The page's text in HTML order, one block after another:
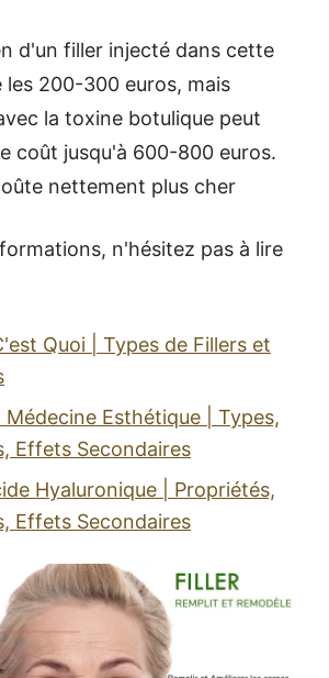
d'un filler injecté dans cette
les 200-300 euros, mais
la toxine botulique peut
coût jusqu'à 600-800 euros.
nettement plus cher
n'hésitez pas à lire
Quoi | Types de Fillers et
Médecine Esthétique | Types,
Effets Secondaires
Hyaluronique | Propriétés,
Effets Secondaires